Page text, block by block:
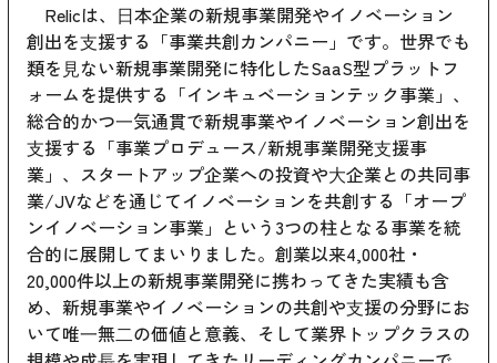
Relicは、⽇本企業の新規事業開発やイノベーション
創出を⽀援する「事業共創カンパニー」です。世界でも
類を⾒ない新規事業開発に特化したSaaS型プラットフ
ォームを提供する「インキュベーションテック事業」、
総合的かつ⼀気通貫で新規事業やイノベーション創出を
⽀援する「事業プロデュース/新規事業開発⽀援事
業」、スタートアップ企業への投資や⼤企業との共同事
業/JVなどを通じてイノベーションを共創する「オープ
ンイノベーション事業」という3つの柱となる事業を統
合的に展開してまいりました。創業以来4,000社・
20,000件以上の新規事業開発に携わってきた実績も含
め、新規事業やイノベーションの共創や⽀援の分野にお
いて唯⼀無⼆の価値と意義、そして業界トップクラスの